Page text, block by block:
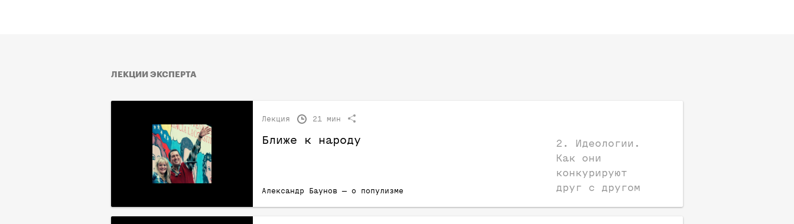
ЛЕКЦИИ ЭКСПЕРТА
Лекция 21 мин
Ближе к народу
Александр Баунов — о популизме
2. Идеологии.
Как они
конкурируют
друг с другом